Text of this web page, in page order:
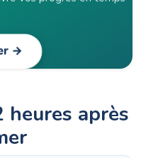
→
heures après